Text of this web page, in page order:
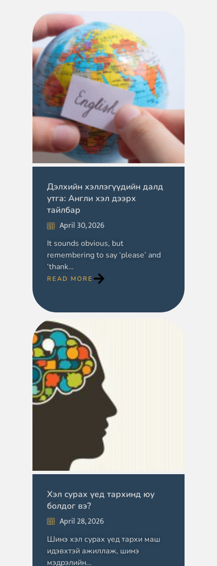
Дэлхийн хэллэгүүдийн далд
утга: Англи хэл дээрх
тайлбар
April 30, 2026
It sounds obvious, but
remembering to say ‘please’ and
‘thank…
READ MORE
Хэл сурах үед тархинд юу
болдог вэ?
April 28, 2026
Шинэ хэл сурах үед тархи маш
идэвхтэй ажиллаж, шинэ
мэдрэлийн…